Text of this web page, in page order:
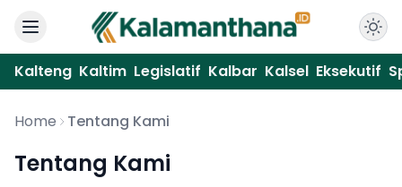
Kalteng Kaltim Legislatif Kalbar Kalsel Eksekutif
Home Tentang Kami
Tentang Kami